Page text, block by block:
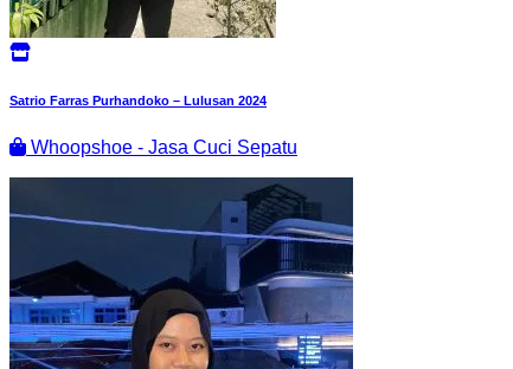
Satrio Farras Purhandoko – Lulusan 2024
Whoopshoe - Jasa Cuci Sepatu